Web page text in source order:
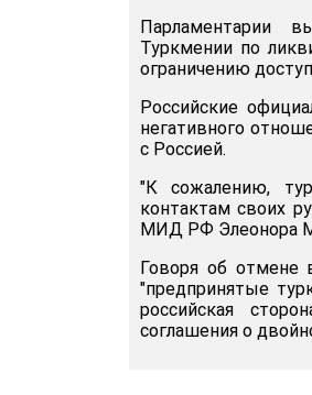
Парламентарии
Туркмении по
ограничению
Российские
негативного
с Россией.
"К сожалению,
контактам своих
МИД РФ Элеонора
Говоря об отмене
"предпринятые
российская
соглашения о